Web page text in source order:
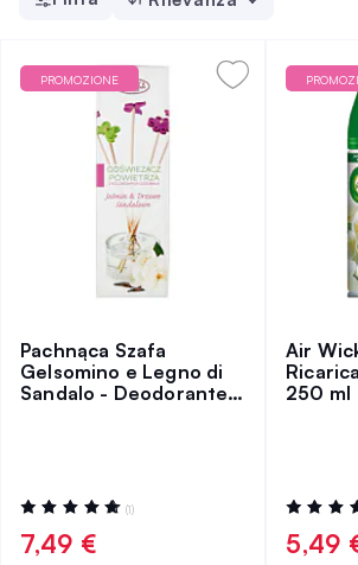
PROMOZIONE
Pachnąca Szafa
Gelsomino e Legno di
Sandalo - Deodorante
Valutazione:
100%
(1)
7,49 €
Air
250 ml
100%
5,49